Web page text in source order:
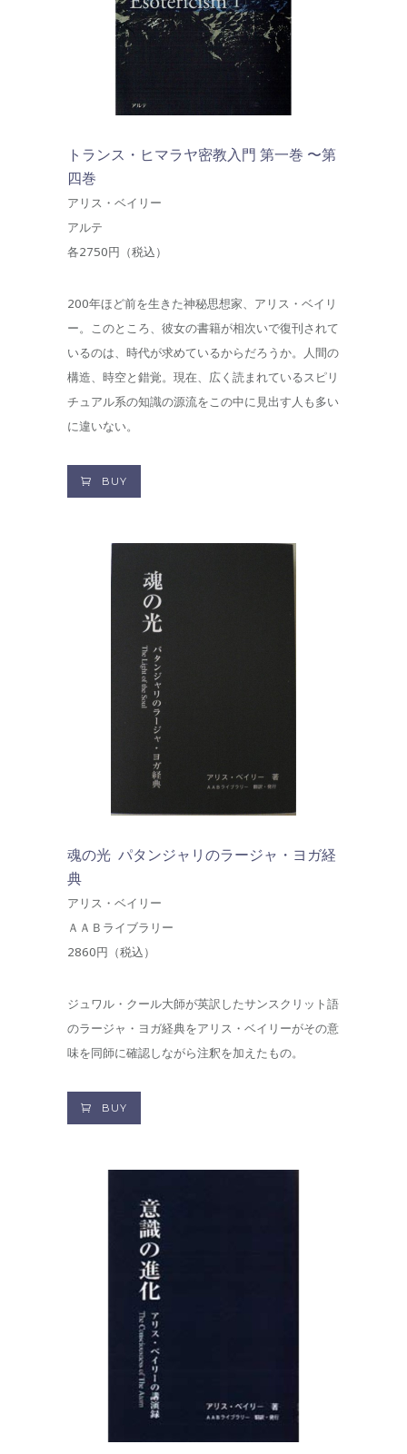
トランス・ヒマラヤ密教入門 第一巻 〜第
四巻
アリス・ベイリー
アルテ
各2750円（税込）
200年ほど前を生きた神秘思想家、アリス・ベイリ
ー。このところ、彼女の書籍が相次いで復刊されて
いるのは、時代が求めているからだろうか。人間の
構造、時空と錯覚。現在、広く読まれているスピリ
チュアル系の知識の源流をこの中に見出す人も多い
に違いない。
BUY
魂の光 パタンジャリのラージャ・ヨガ経
典
アリス・ベイリー
ＡＡＢライブラリー
2860円（税込）
ジュワル・クール大師が英訳したサンスクリット語
のラージャ・ヨガ経典をアリス・ベイリーがその意
味を同師に確認しながら注釈を加えたもの。
BUY